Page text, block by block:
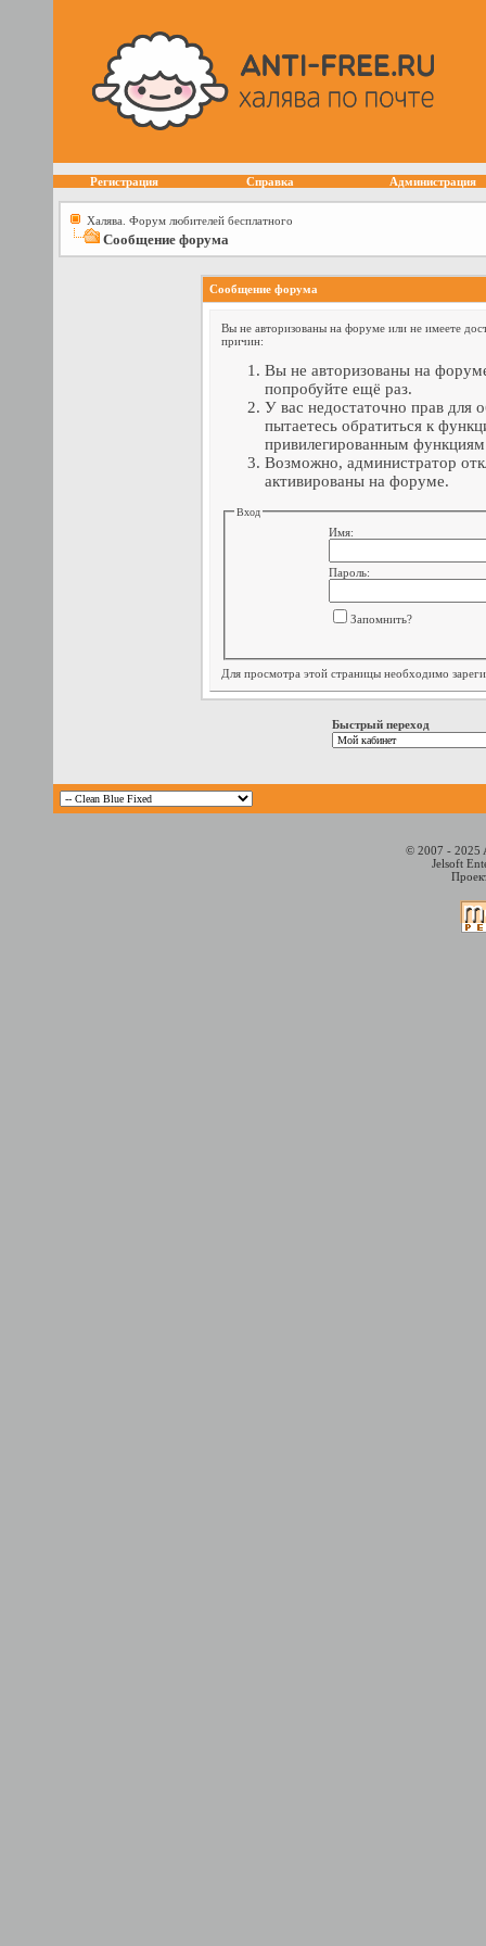
Регистрация Справка Администрация
Халява. Форум любителей бесплатного
Сообщение форума
Сообщение форума
Вы не авторизованы на форуме или не имеете
причин:
Вы не авторизованы на
попробуйте ещё раз.
У вас недостаточно прав для
пытаетесь обратиться к
привилегированным
Возможно, администратор
активированы на форуме.
Вход
Имя:
Пароль:
Запомнить?
Для просмотра этой страницы необходимо
Быстрый переход
© 2007 - 2025
Jelsoft